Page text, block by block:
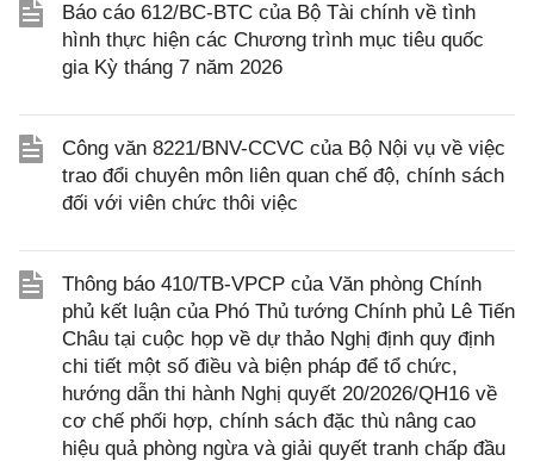
Báo cáo 612/BC-BTC của Bộ Tài chính về tình
hình thực hiện các Chương trình mục tiêu quốc
gia Kỳ tháng 7 năm 2026
Công văn 8221/BNV-CCVC của Bộ Nội vụ về việc
trao đổi chuyên môn liên quan chế độ, chính sách
đối với viên chức thôi việc
Thông báo 410/TB-VPCP của Văn phòng Chính
phủ kết luận của Phó Thủ tướng Chính phủ Lê Tiến
Châu tại cuộc họp về dự thảo Nghị định quy định
chi tiết một số điều và biện pháp để tổ chức,
hướng dẫn thi hành Nghị quyết 20/2026/QH16 về
cơ chế phối hợp, chính sách đặc thù nâng cao
hiệu quả phòng ngừa và giải quyết tranh chấp đầu